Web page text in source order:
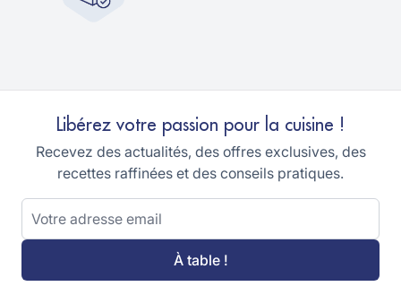
Libérez votre passion pour la cuisine !
Recevez des actualités, des offres exclusives, des
recettes raffinées et des conseils pratiques.
Adresse email
À table !